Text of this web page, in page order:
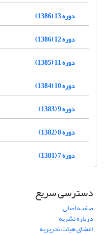
دوره 13 (1386)
دوره 12 (1386)
دوره 11 (1385)
دوره 10 (1384)
دوره 9 (1383)
دوره 8 (1382)
دوره 7 (1381)
دسترسی سریع
صفحه اصلی
درباره نشریه
اعضای هیات تحریریه